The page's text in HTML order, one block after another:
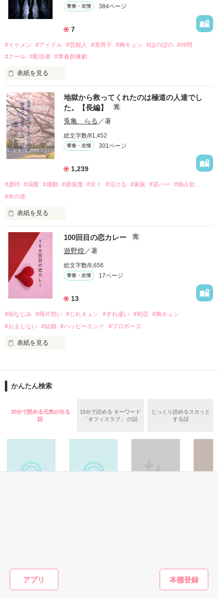
アプリ
青春・友情 384ページ
7
#イケメン #アイドル #芸能人 #美男子 #胸キュン #ほのぼの #仲間
#クール #配信者 #青春群像劇
表紙を見る
推しは画面の向こうにいるはずだったのに、仕事先で毎日会っ
ています。
不器用でも努力を諦めない赤。
無口で頼れる黒。
天才肌で笑顔が眩しい白。
三人の姿に勇気をもらい、「私も一歩踏み出してみたい」と思
えるようになった。
笑って、ときどき泣ける。
作品を読む
地獄から救ってくれたのは極道の人達でし
た。【長編】
完
兎亀 らる ／著
総文字数/81,452
青春・友情 301ページ
1,239
#虐待 #溺愛 #感動 #過保護 #甘々 #泣ける #家族 #逆ハー
#独占欲
#年の差
表紙を見る
｢全部あんたのせいよ｣
『──のせいじゃないよ』
｢なんであんたが生きてんのよ｣
『生きていてくれてありがとう』
｢あんたなんか産まなきゃ良かった｣
『産まれてきてくれてありがとう』
両親から虐待を受け感情を知らない女の子と
泣き方も、笑い方も、助けの求め方も、何も知らなかった。
感動のラスト──
100回目の恋カレー 完
遊野煌／著
総文字数/8,656
青春・友情 17ページ
13
#幼なじみ #両片想い #じれキュン #すれ違い #初恋 #胸キュン
#おまじない #結婚 #ハッピーエンド #プロポーズ
表紙を見る
きになっちゃうんだって』
かんたん検索
30分で読める元気が出る
話
15分で読める キーワード
「オフィスラブ」 の話
じっくり読めるスカッと
する話
もっと見る